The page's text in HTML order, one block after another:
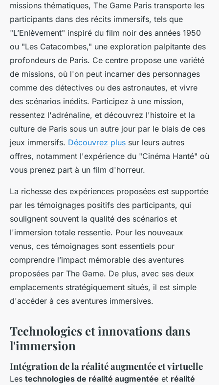
missions thématiques, The Game Paris transporte les
participants dans des récits immersifs, tels que
"L’Enlèvement" inspiré du film noir des années 1950
ou "Les Catacombes," une exploration palpitante des
profondeurs de Paris. Ce centre propose une variété
de missions, où l'on peut incarner des personnages
comme des détectives ou des astronautes, et vivre
des scénarios inédits. Participez à une mission,
ressentez l'adrénaline, et découvrez l'histoire et la
culture de Paris sous un autre jour par le biais de ces
jeux immersifs. Découvrez plus sur leurs autres
offres, notamment l'expérience du "Cinéma Hanté" où
vous prenez part à un film d'horreur.
La richesse des expériences proposées est supportée
par les témoignages positifs des participants, qui
soulignent souvent la qualité des scénarios et
l'immersion totale ressentie. Pour les nouveaux
venus, ces témoignages sont essentiels pour
comprendre l’impact mémorable des aventures
proposées par The Game. De plus, avec ses deux
emplacements stratégiquement situés, il est simple
d'accéder à ces aventures immersives.
Technologies et innovations dans
l'immersion
Intégration de la réalité augmentée et virtuelle
Les technologies de réalité augmentée et réalité